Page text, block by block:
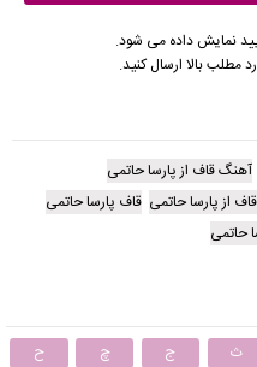
نمایش داده می شود.
مطلب بالا ارسال کنید.
آهنگ قاف از پارسا حاتمی
قاف از پارسا حاتمی قاف پارسا حاتمی
حاتمی
ث ج چ
ح